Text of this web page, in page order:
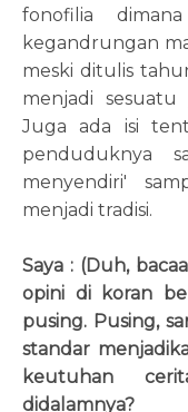
fonofilia
kegandrungan
meski ditulis
menjadi sesuatu
Juga ada isi
penduduknya
menyendiri'
menjadi tradisi.
Saya : (Duh,
opini di koran
pusing. Pusing,
standar
keutuhan
didalamnya?